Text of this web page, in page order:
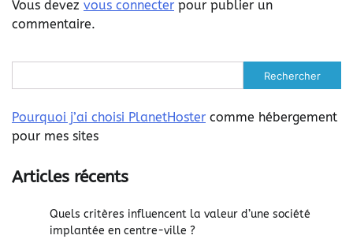
Vous devez vous connecter pour publier un
commentaire.
Rechercher
Pourquoi j’ai choisi PlanetHoster comme hébergement
pour mes sites
Articles récents
Quels critères influencent la valeur d’une société
implantée en centre-ville ?